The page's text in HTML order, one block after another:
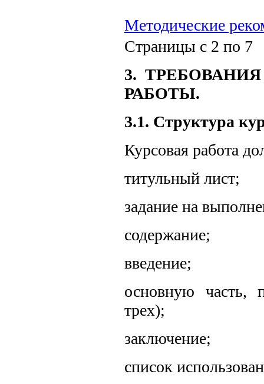
Методические
Страницы с 2 по 7
3.
РАБОТЫ.
3.1. Структура
Курсовая работа
титульный лист;
задание на
содержание;
введение;
основную часть,
трех);
заключение;
список